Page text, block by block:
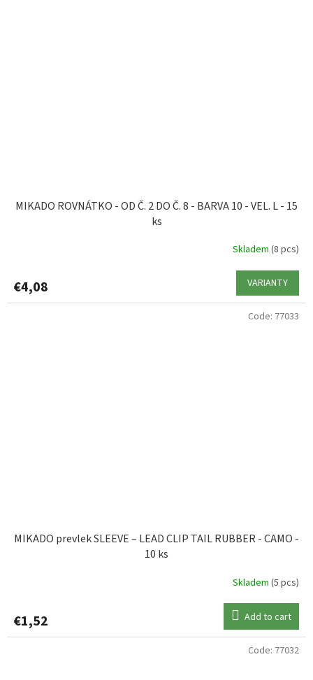
MIKADO ROVNÁTKO - OD Č. 2 DO Č. 8 - BARVA 10 - VEL. L - 15
ks
Skladem (8 pcs)
€4,08 VARIANTY
MIKADO prevlek SLEEVE – LEAD CLIP TAIL RUBBER - CAMO -
10 ks
Skladem (5 pcs)
€1,52 Add to cart
Code: 77033
Code: 77032